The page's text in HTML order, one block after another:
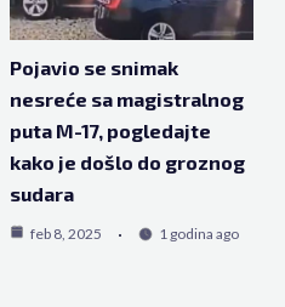
Pojavio se snimak
nesreće sa magistralnog
puta M-17, pogledajte
kako je došlo do groznog
sudara
feb 8, 2025 1 godina ago